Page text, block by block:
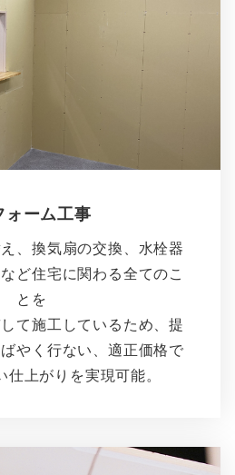
ォーム工事
、換気扇の交換、水栓器
ど住宅に関わる全てのこ
とを
て施工しているため、提
やく行ない、適正価格で
上がりを実現可能。